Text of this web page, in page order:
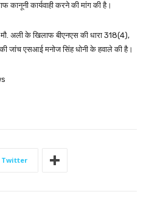
कार्यवाही करने की मांग की है।
अली के खिलाफ बीएनएस की धारा 318(4),
जांच एसआई मनोज सिंह धोनी के हवाले की है।
Twitter